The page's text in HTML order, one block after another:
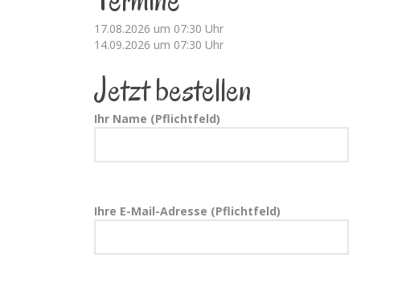
17.08.2026 um 07:30 Uhr
14.09.2026 um 07:30 Uhr
Jetzt bestellen
Ihr Name (Pflichtfeld)
Ihre E-Mail-Adresse (Pflichtfeld)